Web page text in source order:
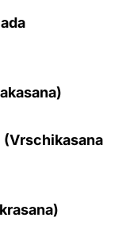
(Vrschikasana